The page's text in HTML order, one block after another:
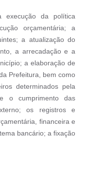
da política
orçamentária; a
a atualização do
a arrecadação e a
a elaboração de
Prefeitura, bem como
determinados pela
o cumprimento das
os registros e
financeira e
bancário; a fixação